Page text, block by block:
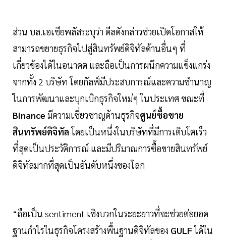
ส่วน บล.เอเชียพลัสระบุว่า ดีลดังกล่าวช่วยเปิดโอกาสให้
สามารถขยายธุรกิจไปสู่สินทรัพย์ดิจิทัลด้านอื่นๆ ที่
เกี่ยวข้องได้ในอนาคต และถือเป็นการผนึกความแข็งแกร่ง
จากทั้ง 2 บริษัท โดยกัลฟ์มีประสบการณ์และความชำนาญ
ในการพัฒนาและบุกเบิกธุรกิจใหม่ๆ ในประเทศ ขณะที่
Binance มีความเชี่ยวชาญด้านธุรกิจศูนย์ซื้อขาย
สินทรัพย์ดิจิทัลโดยเป็นหนึ่งในบริษัทที่มีการเติบโตเร็ว
ที่สุดเป็นประวัติการณ์ และมีปริมาณการซื้อขายสินทรัพย์
ดิจิทัลมากที่สุดเป็นอันดับหนึ่งของโลก
“ถือเป็น sentiment เชิงบวกในระยะยาวที่จะช่วยต่อยอด
ฐานกำไรในธุรกิจโครงสร้างพื้นฐานดิจิทัลของ GULFได้ใน